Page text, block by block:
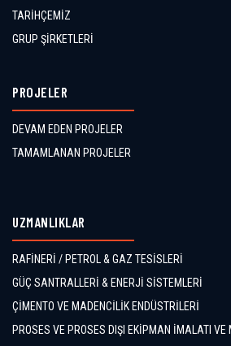
TARİHÇEMİZ
GRUP ŞİRKETLERİ
PROJELER
DEVAM EDEN PROJELER
TAMAMLANAN PROJELER
UZMANLIKLAR
RAFİNERİ / PETROL & GAZ TESİSLERİ
GÜÇ SANTRALLERİ & ENERJİ SİSTEMLERİ
ÇİMENTO VE MADENCİLİK ENDÜSTRİLERİ
PROSES VE PROSES DIŞI EKİPMAN İMALATI VE